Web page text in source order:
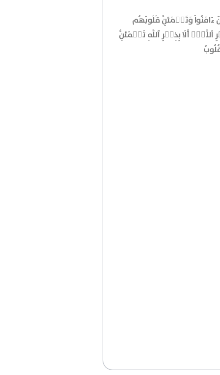
ءَامَنُواْ وَتَطۡمَئِنُّ قُلُوبُهُم
ٱللَّهِۗ أَلَا بِذِكۡرِ ٱللَّهِ تَطۡمَئِنُّ